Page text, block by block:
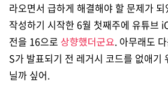
라오면서 급하게 해결해야 할 문제가
작성하기 시작한 6월 첫째주에 유튜브
전을 16으로 상향했더군요. 아무래도
S가 발표되기 전 레거시 코드를 없애기
닐까 싶어.